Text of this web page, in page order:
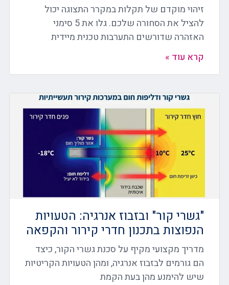
זיהוי מוקדם של תקלות במקרר התצוגה יכול
להציל את הסחורה שלכם. גלו את 5 סימני
האזהרה שדורשים התערבות טכנית מיידית
קרא עוד »
"גשרי קור" ובזבוז אנרגיה: הטעויות
הנפוצות בתכנון חדרי קירור והקפאה
מדריך מקצועי מקיף על סכנת גשרי הקור, כיצד
הם גורמים לבזבוז אנרגיה, ומהן הטעויות הקריטיות
שיש להימנע מהן בעת הקמת